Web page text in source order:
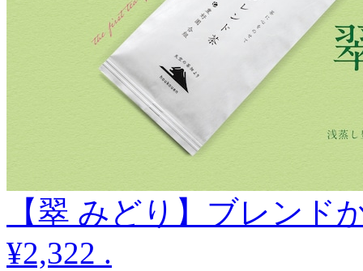
【翠 みどり】ブレンド
¥2,322 .